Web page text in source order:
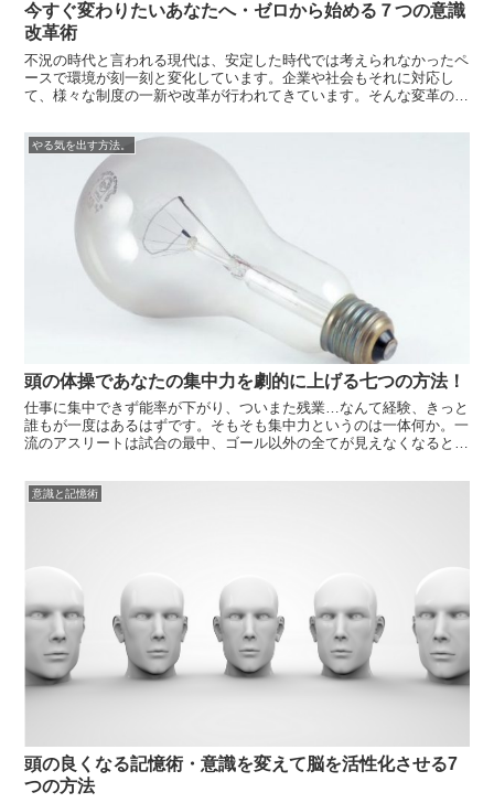
今すぐ変わりたいあなたへ・ゼロから始める７つの意識
改革術
不況の時代と言われる現代は、安定した時代では考えられなかったペ
ースで環境が刻一刻と変化しています。企業や社会もそれに対応し
て、様々な制度の一新や改革が行われてきています。そんな変革の時
改革です。今回は、今すぐ変わりたい人のための、ゼロから始める7
つの意識改革...
やる気を出す方法。
頭の体操であなたの集中力を劇的に上げる七つの方法！
仕事に集中できず能率が下がり、ついまた残業…なんて経験、きっと
誰もが一度はあるはずです。そもそも集中力というのは一体何か。一
流のアスリートは試合の最中、ゴール以外の全てが見えなくなると言
ャットアウトする能力のことを指しています。では普段の生活でその
ような状況...
意識と記憶術
頭の良くなる記憶術・意識を変えて脳を活性化させる7
つの方法